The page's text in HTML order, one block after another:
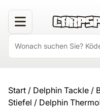
Start / Delphin Tackle /
Stiefel / Delphin